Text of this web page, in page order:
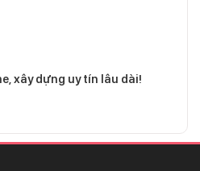
xây dựng uy tín lâu dài!